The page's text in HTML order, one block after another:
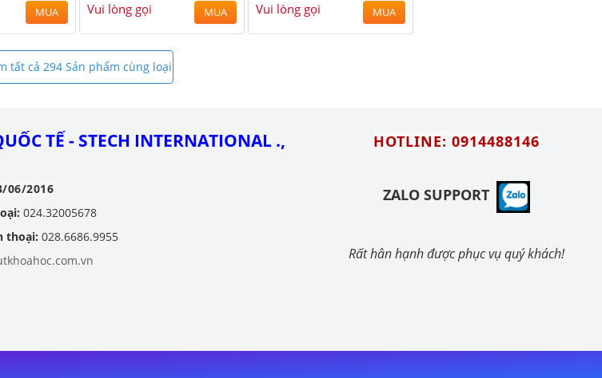
MUA Vui lòng gọi MUA Vui lòng gọi MUA
tất cả 294 Sản phẩm cùng loại
TẾ - STECH INTERNATIONAL .,
06/2016
024.32005678
thoại: 028.6686.9955
HOTLINE: 0914488146
ZALO SUPPORT
Rất hân hạnh được phục vụ quý khách!